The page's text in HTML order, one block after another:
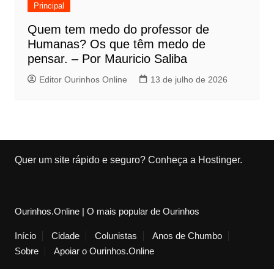
Principal
Quem tem medo do professor de
Humanas? Os que têm medo de
pensar. – Por Mauricio Saliba
Editor Ourinhos Online 13 de julho de 2026
Quer um site rápido e seguro? Conheça a Hostinger.
Ourinhos.Online | O mais popular de Ourinhos
Início Cidade Colunistas
Anos de Chumbo
Sobre
Apoiar o Ourinhos.Online